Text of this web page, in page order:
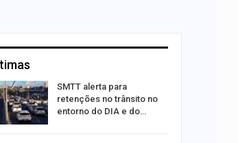
SMTT alerta para
retenções no trânsito no
entorno do DIA e do…